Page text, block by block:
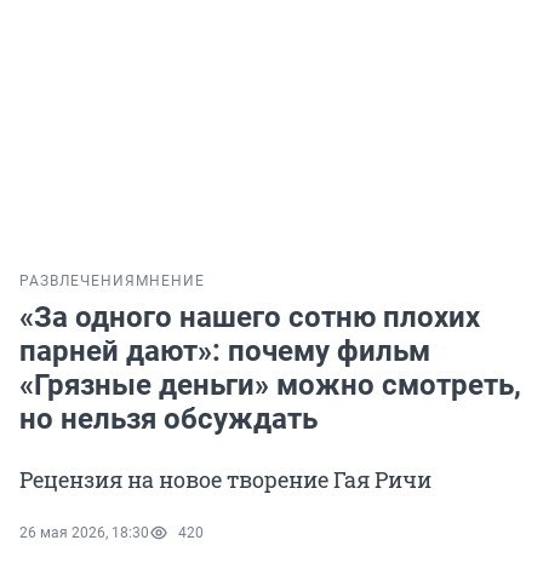
РАЗВЛЕЧЕНИЯ МНЕНИЕ
«За одного нашего сотню плохих
парней дают»: почему фильм
«Грязные деньги» можно смотреть,
но нельзя обсуждать
Рецензия на новое творение Гая Ричи
26 мая 2026, 18:30 420